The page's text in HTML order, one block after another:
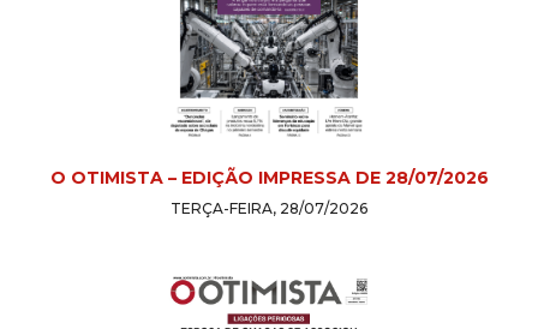
O OTIMISTA – EDIÇÃO IMPRESSA DE 28/07/2026
TERÇA-FEIRA, 28/07/2026